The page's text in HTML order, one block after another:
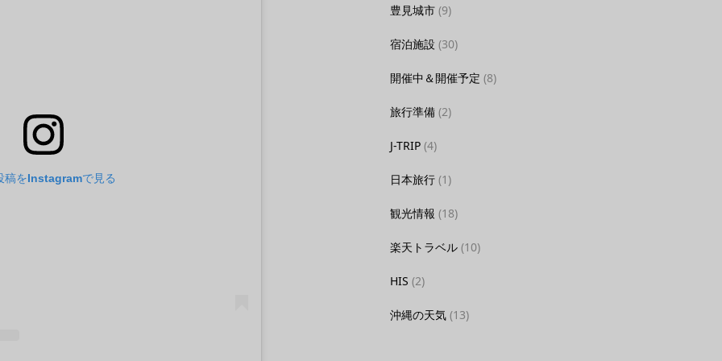
稿をInstagramで見る
豊見城市 (9)
宿泊施設 (30)
開催中＆開催予定 (8)
旅行準備 (2)
J-TRIP (4)
日本旅行 (1)
観光情報 (18)
楽天トラベル (10)
HIS (2)
沖縄の天気 (13)